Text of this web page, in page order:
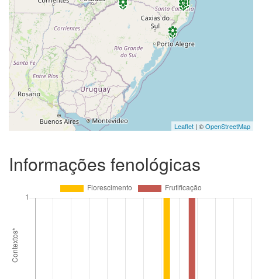
Leaflet | ©OpenStreetMap
Informações fenológicas